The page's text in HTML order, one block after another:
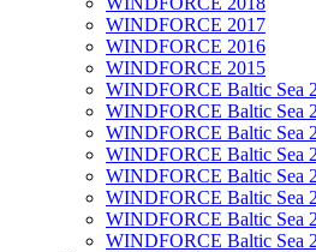
WINDFORCE 2017
WINDFORCE 2016
WINDFORCE 2015
WINDFORCE Baltic Sea
WINDFORCE Baltic Sea
WINDFORCE Baltic Sea
WINDFORCE Baltic Sea
WINDFORCE Baltic Sea
WINDFORCE Baltic Sea
WINDFORCE Baltic Sea
WINDFORCE Baltic Sea